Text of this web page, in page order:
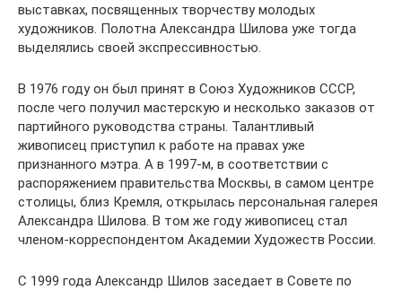
выставках, посвященных творчеству молодых
художников. Полотна Александра Шилова уже тогда
выделялись своей экспрессивностью.
В 1976 году он был принят в Союз Художников СССР,
после чего получил мастерскую и несколько заказов от
партийного руководства страны. Талантливый
живописец приступил к работе на правах уже
признанного мэтра. А в 1997-м, в соответствии с
распоряжением правительства Москвы, в самом центре
столицы, близ Кремля, открылась персональная галерея
Александра Шилова. В том же году живописец стал
членом-корреспондентом Академии Художеств России.
С 1999 года Александр Шилов заседает в Совете по